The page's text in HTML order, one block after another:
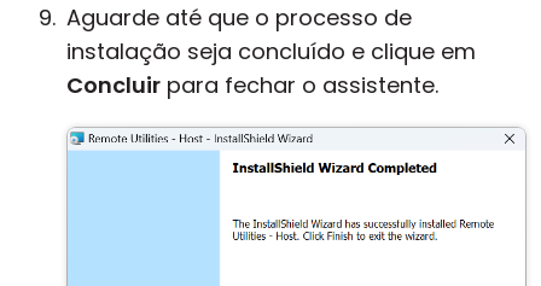
Aguarde até que o processo de
instalação seja concluído e clique em
Concluir para fechar o assistente.